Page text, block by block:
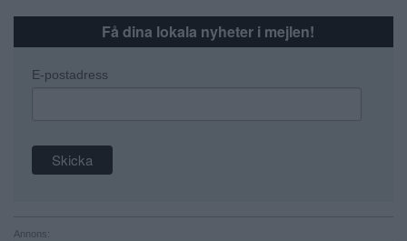
Få dina lokala nyheter i mejlen!
E-postadress
Annons: